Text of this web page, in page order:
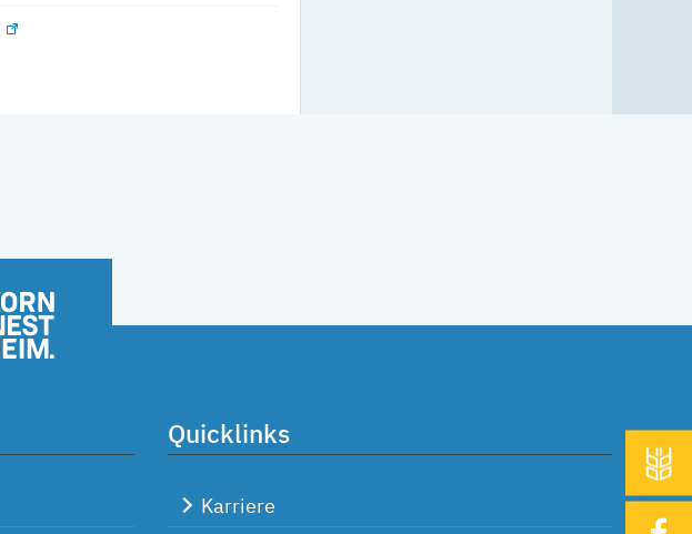
Quicklinks
Karriere